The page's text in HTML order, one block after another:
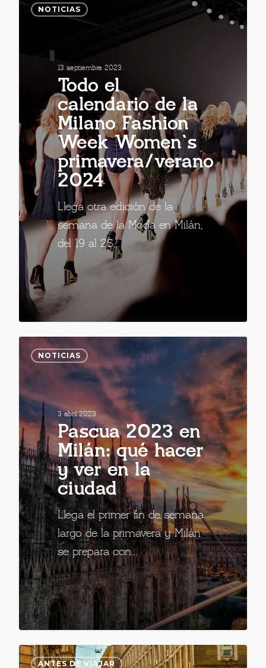
NOTICIAS
13 septiembre 2023
Todo el
calendario de la
Milano Fashion
Week Women`s
primavera/verano
2024
Llega otra edición de la
semana de la Moda en Milán,
del 19 al 25…
NOTICIAS
3 abril 2023
Pascua 2023 en
Milán: qué hacer
y ver en la
ciudad
Llega el primer fin de semana
largo de la primavera y Milán
se prepara con…
ANTES DE VIAJAR